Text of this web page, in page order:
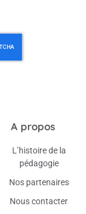
A propos
L’histoire de la
pédagogie
Nos partenaires
Nous contacter